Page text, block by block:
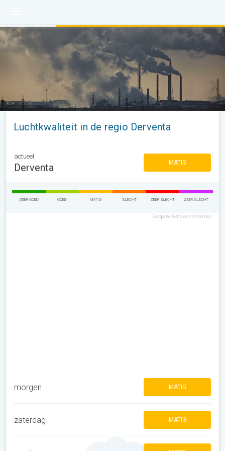
Luchtkwaliteit in de regio Derventa
actueel
Derventa MATIG
ZEER GOED GOED MATIG SLECHT ZEER SLECHT ZEER SLECHT
Europese luchtkwaliteitsindex
morgen MATIG
zaterdag MATIG